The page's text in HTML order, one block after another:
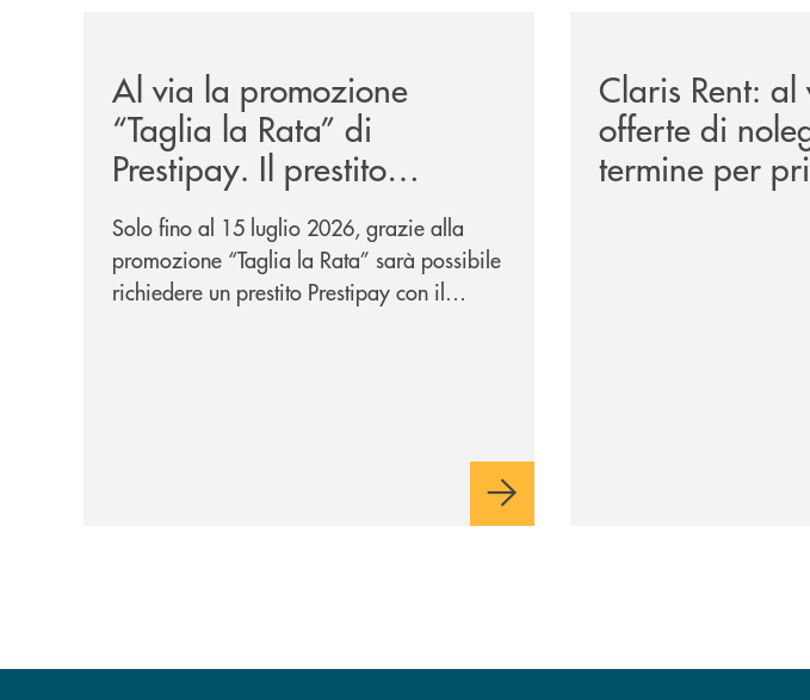
Al via la promozione
“Taglia la Rata” di
Prestipay. Il prestito
personale che si fa in due
per te!
Solo fino al 15 luglio 2026, grazie alla
promozione “Taglia la Rata” sarà possibile
richiedere un prestito Prestipay con il
Claris Rent: al
offerte di
termine per